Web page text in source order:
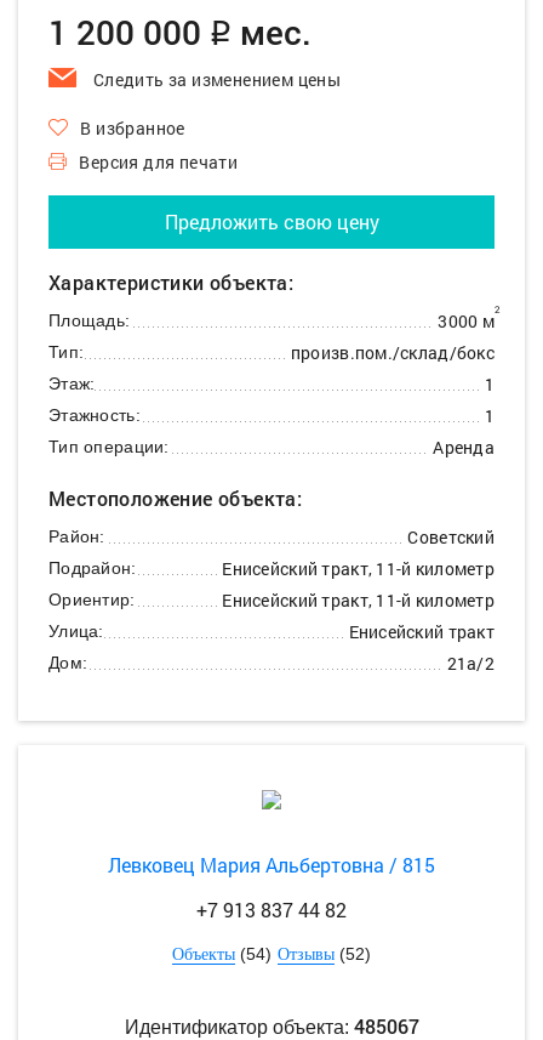
1 200 000 q мес.
Следить за изменением цены
В избранное
Версия для печати
Предложить свою цену
Характеристики объекта:
Площадь: 3000 м2
Тип: произв.пом./склад/бокс
Этаж: 1
Этажность: 1
Тип операции: Аренда
Местоположение объекта:
Район: Советский
Подрайон: Енисейский тракт, 11-й километр
Ориентир: Енисейский тракт, 11-й километр
Улица: Енисейский тракт
Дом: 21а/2
Левковец Мария Альбертовна / 815
+7 913 837 44 82
Объекты (54) Отзывы (52)
Идентификатор объекта: 485067